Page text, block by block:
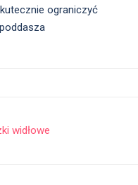
ograniczyć
widłowe